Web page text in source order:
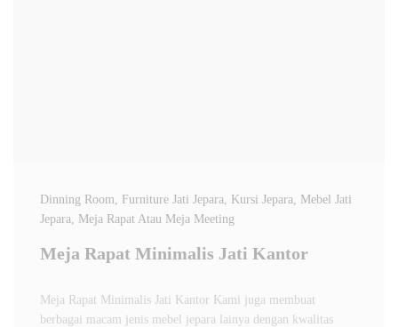
Dinning Room, Furniture Jati Jepara, Kursi Jepara, Mebel Jati
Jepara, Meja Rapat Atau Meja Meeting
Meja Rapat Minimalis Jati Kantor
Meja Rapat Minimalis Jati Kantor Kami juga membuat
berbagai macam jenis mebel jepara lainya dengan kwalitas